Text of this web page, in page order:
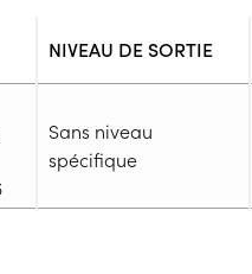
NIVEAU DE SORTIE
Sans niveau
spécifique